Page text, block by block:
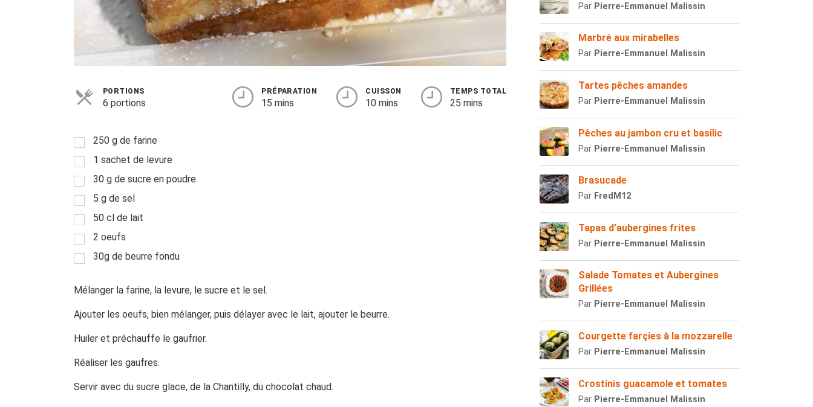
PORTIONS
6 portions
PRÉPARATION
15 mins
CUISSON
10 mins
TEMPS TOTAL
25 mins
250 g de farine
1 sachet de levure
30 g de sucre en poudre
5 g de sel
50 cl de lait
2 oeufs
30g de beurre fondu
Mélanger la farine, la levure, le sucre et le sel.
Ajouter les oeufs, bien mélanger, puis délayer avec le lait, ajouter le beurre.
Huiler et préchauffe le gaufrier.
Réaliser les gaufres.
Servir avec du sucre glace, de la Chantilly, du chocolat chaud.
Par Pierre-Emmanuel Malissin
Marbré aux mirabelles
Par Pierre-Emmanuel Malissin
Tartes pêches amandes
Par Pierre-Emmanuel Malissin
Pêches au jambon cru et basilic
Par Pierre-Emmanuel Malissin
Brasucade
Par FredM12
Tapas d’aubergines frites
Par Pierre-Emmanuel Malissin
Salade Tomates et Aubergines
Grillées
Par Pierre-Emmanuel Malissin
Courgette farçies à la mozzarelle
Par Pierre-Emmanuel Malissin
Crostinis guacamole et tomates
Par Pierre-Emmanuel Malissin